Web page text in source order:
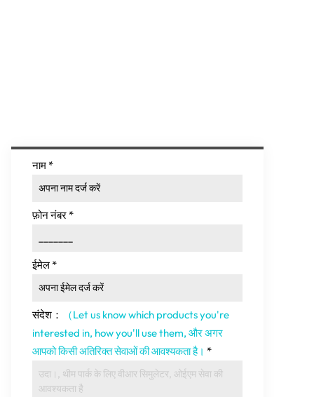
नाम *
फ़ोन नंबर *
ईमेल *
संदेश：
（Let us know which products you're
interested in, how you'll use them, और अगर
आपको किसी अतिरिक्त सेवाओं की आवश्यकता है। *